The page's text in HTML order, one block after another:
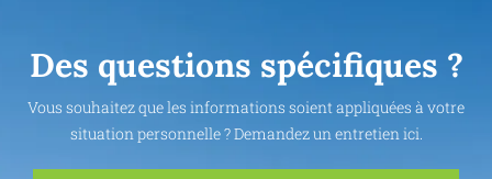
Des questions spécifiques ?
Vous souhaitez que les informations soient appliquées à votre
situation personnelle ? Demandez un entretien ici.